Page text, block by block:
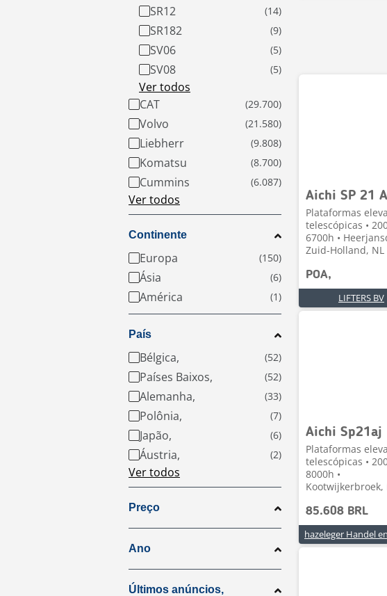
SR12
SR182
SV06
SV08
Ver todos
CAT
Volvo
Liebherr
Komatsu
Cummins
Ver todos
Continente
Europa
Ásia
América
País
Bélgica,
Países Baixos,
Alemanha,
Polônia,
Japão,
Áustria,
Ver todos
Preço
Ano
Últimos anúncios,
Aichi SP 21
Plataformas
telescópicas •
6700h •
Zuid-Holland, NL
POA,
LIFTERS BV
Aichi Sp21aj
Plataformas
telescópicas •
8000h •
Kootwijkerbroek,
85.608 BRL